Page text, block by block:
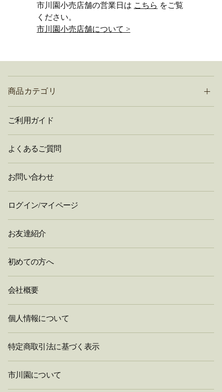
市川園小売店舗の営業日は こちら をご覧
ください。
市川園小売店舗について >
商品カテゴリ
ご利用ガイド
よくあるご質問
お問い合わせ
ログイン/マイページ
お友達紹介
初めての方へ
会社概要
個人情報について
特定商取引法に基づく表示
市川園について